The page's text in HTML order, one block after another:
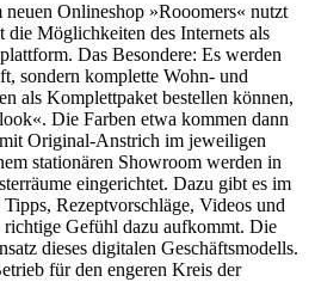
Onlineshop »Rooomers« nutzt
die Möglichkeiten des Internets als
Das Besondere: Es werden
sondern komplette Wohn- und
als Komplettpaket bestellen können,
Die Farben etwa kommen dann
Original-Anstrich im jeweiligen
stationären Showroom werden in
eingerichtet. Dazu gibt es im
Rezeptvorschläge, Videos und
Gefühl dazu aufkommt. Die
dieses digitalen Geschäftsmodells.
für den engeren Kreis der